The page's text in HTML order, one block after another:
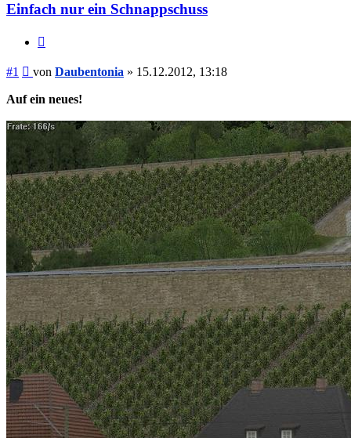
Einfach nur ein Schnappschuss
#1 Beitrag
von Daubentonia » 15.12.2012, 13:18
Auf ein neues!